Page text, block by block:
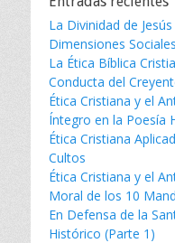
La Divinidad de Jesús
Dimensiones
La Ética Bíblica
Conducta del
Ética Cristiana y el
Íntegro en la Poesía
Ética Cristiana
Cultos
Ética Cristiana y el
Moral de los 10
En Defensa de la
Histórico (Parte 1)